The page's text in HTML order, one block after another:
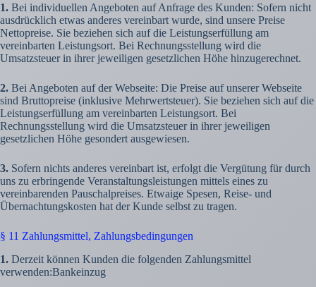
1. Bei individuellen Angeboten auf Anfrage des Kunden: Sofern nicht
ausdrücklich etwas anderes vereinbart wurde, sind unsere Preise
Nettopreise. Sie beziehen sich auf die Leistungserfüllung am
vereinbarten Leistungsort. Bei Rechnungsstellung wird die
Umsatzsteuer in ihrer jeweiligen gesetzlichen Höhe hinzugerechnet.
2. Bei Angeboten auf der Webseite: Die Preise auf unserer Webseite
sind Bruttopreise (inklusive Mehrwertsteuer). Sie beziehen sich auf die
Leistungserfüllung am vereinbarten Leistungsort. Bei
Rechnungsstellung wird die Umsatzsteuer in ihrer jeweiligen
gesetzlichen Höhe gesondert ausgewiesen.
3. Sofern nichts anderes vereinbart ist, erfolgt die Vergütung für durch
uns zu erbringende Veranstaltungsleistungen mittels eines zu
vereinbarenden Pauschalpreises. Etwaige Spesen, Reise- und
Übernachtungskosten hat der Kunde selbst zu tragen.
§ 11 Zahlungsmittel, Zahlungsbedingungen
1. Derzeit können Kunden die folgenden Zahlungsmittel
verwenden:Bankeinzug